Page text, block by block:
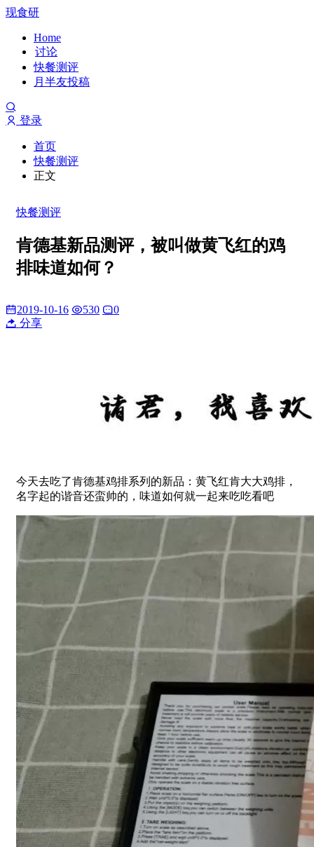
现食研
Home
讨论
快餐测评
月半友投稿
登录
首页
快餐测评
正文
快餐测评
肯德基新品测评，被叫做黄飞红的鸡
排味道如何？
2019-10-16 530
0
分享
今天去吃了肯德基鸡排系列的新品：黄飞红肯大大鸡排，
名字起的谐音还蛮帅的，味道如何就一起来吃吃看吧